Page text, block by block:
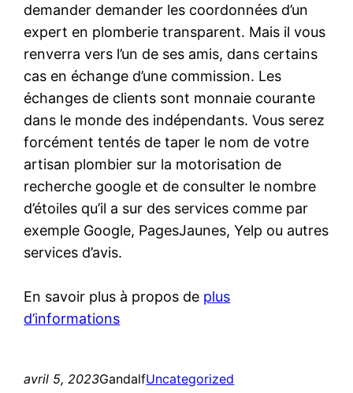
demander demander les coordonnées d’un
expert en plomberie transparent. Mais il vous
renverra vers l’un de ses amis, dans certains
cas en échange d’une commission. Les
échanges de clients sont monnaie courante
dans le monde des indépendants. Vous serez
forcément tentés de taper le nom de votre
artisan plombier sur la motorisation de
recherche google et de consulter le nombre
d’étoiles qu’il a sur des services comme par
exemple Google, PagesJaunes, Yelp ou autres
services d’avis.
En savoir plus à propos de plus
d’informations
avril 5, 2023GandalfUncategorized